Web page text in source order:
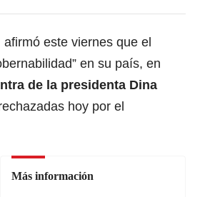
afirmó este viernes que el
en su país, en
de la presidenta Dina
hoy por el
Más información